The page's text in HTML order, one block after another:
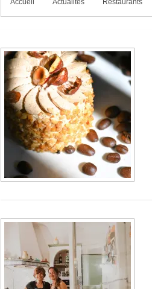
Accueil Actualités Restaurants